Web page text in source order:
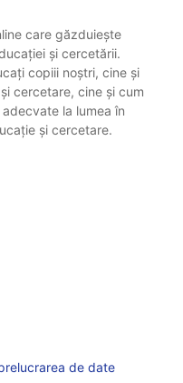
care găzduiește
și cercetării.
copiii noștri, cine și
cercetare, cine și cum
la lumea în
și cercetare.
de date